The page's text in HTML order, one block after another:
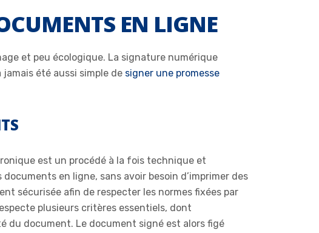
EN LIGNE
et peu écologique. La signature numérique
jamais été aussi simple de signer une promesse
est un procédé à la fois technique et
en ligne, sans avoir besoin d’imprimer des
sécurisée afin de respecter les normes fixées par
plusieurs critères essentiels, dont
du document. Le document signé est alors figé